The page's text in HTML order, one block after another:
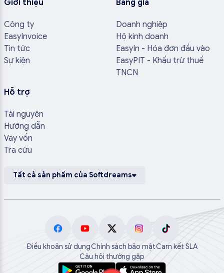
Giới thiệu
Công ty
EasyInvoice
Tin tức
Sự kiện
Bảng giá
Doanh nghiệp
Hộ kinh doanh
EasyIn - Hóa đơn đầu vào
EasyPIT - Khấu trừ thuế
TNCN
Hỗ trợ
Tài nguyên
Hướng dẫn
Vay vốn
Tra cứu
Tất cả sản phẩm của Softdreams
Điều khoản sử dụngChính sách bảo mậtCam kết SLA
Câu hỏi thường gặp